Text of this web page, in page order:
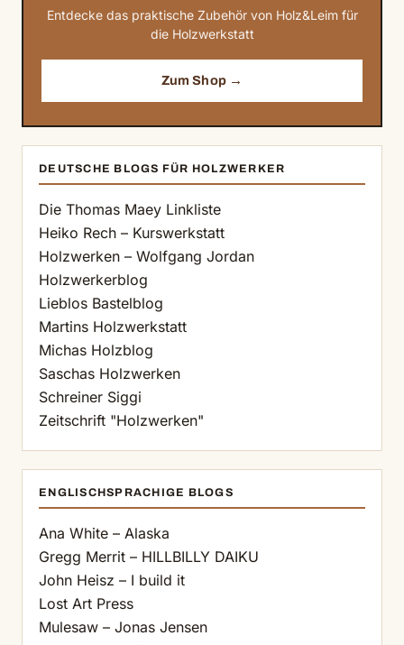
Entdecke das praktische Zubehör von Holz&Leim für
die Holzwerkstatt
Zum Shop →
DEUTSCHE BLOGS FÜR HOLZWERKER
Die Thomas Maey Linkliste
Heiko Rech – Kurswerkstatt
Holzwerken – Wolfgang Jordan
Holzwerkerblog
Lieblos Bastelblog
Martins Holzwerkstatt
Michas Holzblog
Saschas Holzwerken
Schreiner Siggi
Zeitschrift "Holzwerken"
ENGLISCHSPRACHIGE BLOGS
Ana White – Alaska
Gregg Merrit – HILLBILLY DAIKU
John Heisz – I build it
Lost Art Press
Mulesaw – Jonas Jensen